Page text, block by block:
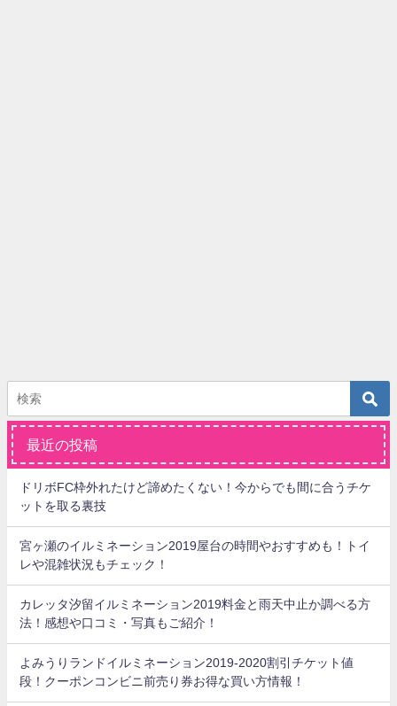
最近の投稿
ドリボFC枠外れたけど諦めたくない！今からでも間に合うチケ
ットを取る裏技
宮ヶ瀬のイルミネーション2019屋台の時間やおすすめも！トイ
レや混雑状況もチェック！
カレッタ汐留イルミネーション2019料金と雨天中止か調べる方
法！感想や口コミ・写真もご紹介！
よみうりランドイルミネーション2019-2020割引チケット値
段！クーポンコンビニ前売り券お得な買い方情報！